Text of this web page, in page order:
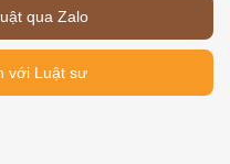
qua Zalo
với Luật sư